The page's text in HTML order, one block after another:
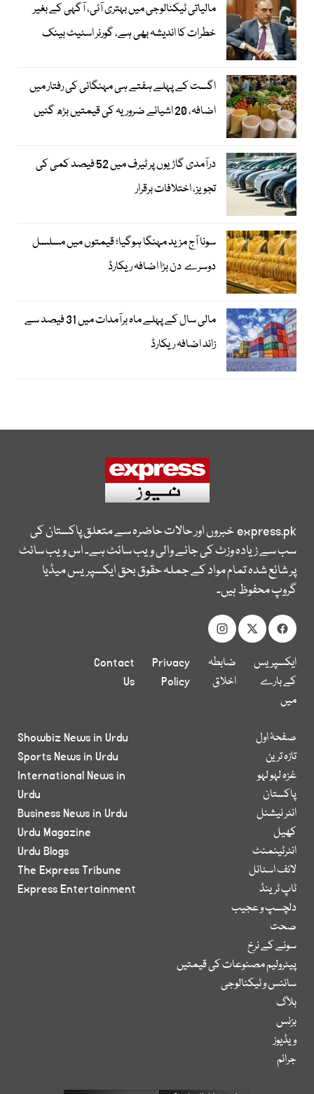
مالیاتی ٹیکنالوجی میں بہتری آئی، آگہی کے بغیر
خطرات کا اندیشہ بھی ہے، گورنر اسٹیٹ بینک
اگست کے پہلے ہفتے ہی مہنگائی کی رفتار میں
اضافہ، 20 اشیائے ضروریہ کی قیمتیں بڑھ گئیں
درآمدی گاڑیوں پر ٹیرف میں 52 فیصد کمی کی
تجویز، اختلافات برقرار
سونا آج مزید مہنگا ہوگیا؛ قیمتوں میں مسلسل
دوسرے دن بڑا اضافہ ریکارڈ
مالی سال کے پہلے ماہ برآمدات میں 31 فیصد سے
زائد اضافہ ریکارڈ
express.pkخبروں اور حالات حاضرہ سے متعلق پاکستان کی
سب سے زیادہ وزٹ کی جانے والی ویب سائٹ ہے۔ اس ویب سائٹ
پر شائع شدہ تمام مواد کے جملہ حقوق بحق ایکسپریس میڈیا
گروپ محفوظ ہیں۔
ایکسپریس
کے بارے
میں
ضابطہ
اخلاق
Privacy
Policy
Contact
Us
صفحۂ اول
تازہ ترین
غزہ لہو لہو
پاکستان
انٹر نیشنل
کھیل
انٹرٹینمنٹ
لائف اسٹائل
ٹاپ ٹرینڈ
دلچسپ و عجیب
صحت
سونے کے نرخ
پیٹرولیم مصنوعات کی قیمتیں
سائنس و ٹیکنالوجی
بلاگ
بزنس
ویڈیوز
جرائم
Showbiz News in Urdu
Sports News in Urdu
International News in
Urdu
Business News in Urdu
Urdu Magazine
Urdu Blogs
The Express Tribune
Express Entertainment